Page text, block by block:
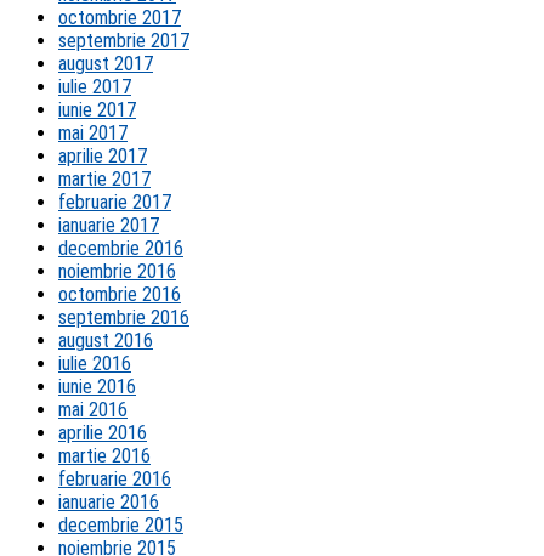
octombrie 2017
septembrie 2017
august 2017
iulie 2017
iunie 2017
mai 2017
aprilie 2017
martie 2017
februarie 2017
ianuarie 2017
decembrie 2016
noiembrie 2016
octombrie 2016
septembrie 2016
august 2016
iulie 2016
iunie 2016
mai 2016
aprilie 2016
martie 2016
februarie 2016
ianuarie 2016
decembrie 2015
noiembrie 2015